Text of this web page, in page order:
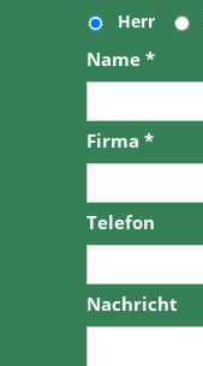
Herr
Name *
Firma *
Telefon
Nachricht